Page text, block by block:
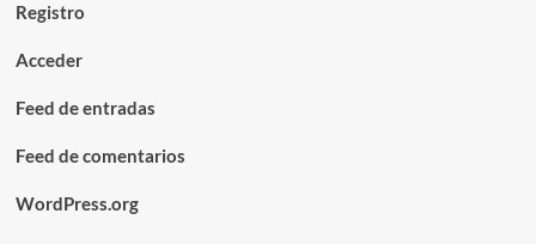
Registro
Acceder
Feed de entradas
Feed de comentarios
WordPress.org